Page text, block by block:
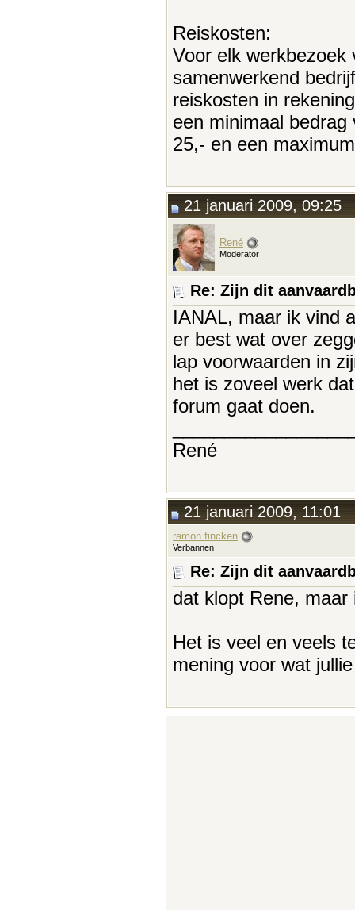
Reiskosten:
Voor elk
samenwerkend
reiskosten in
een minimaal bedrag
25,- en een
21 januari 2009, 09:25
René
Moderator
Re: Zijn dit
IANAL, maar ik vind
er best wat over
lap voorwaarden in
het is zoveel werk
forum gaat doen.
René
21 januari 2009, 11:01
ramon fincken
Verbannen
Re: Zijn dit
dat klopt Rene,
Het is veel en veels
mening voor wat